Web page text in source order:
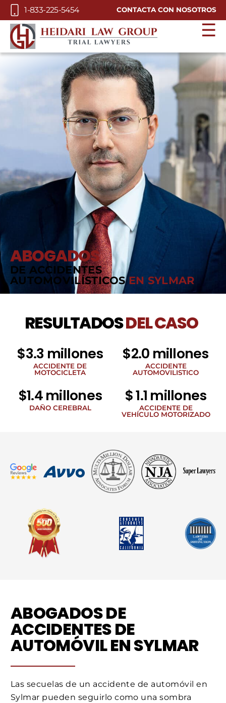
Skip to Main Content
1-833-225-5454 CONTACTA CON NOSOTROS
☰
ABOGADOS
DE ACCIDENTES
AUTOMOVILÍSTICOSEN SYLMAR
RESULTADOSDEL CASO
$3.3 millones
ACCIDENTE DE
MOTOCICLETA
$2.0 millones
ACCIDENTE
AUTOMOVILISTICO
$1.4 millones
DAÑO CEREBRAL
$ 1.1 millones
ACCIDENTE DE
VEHÍCULO MOTORIZADO
ABOGADOS DE
ACCIDENTES DE
AUTOMÓVIL EN SYLMAR
Las secuelas de un accidente de automóvil en
Sylmar pueden seguirlo como una sombra